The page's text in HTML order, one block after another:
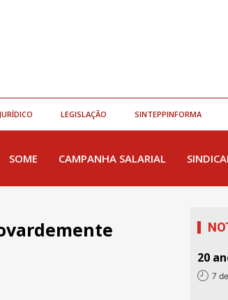
JURÍDICO LEGISLAÇÃO SINTEPPINFORMA
SOME CAMPANHA SALARIAL
20
7